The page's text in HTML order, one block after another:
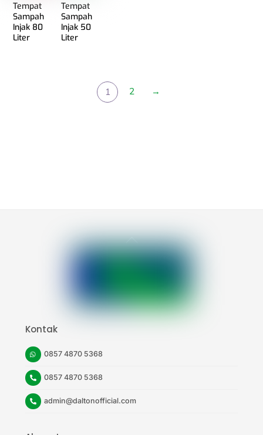
Tempat
Sampah
Injak 80
Liter
Tempat
Sampah
Injak 50
Liter
1 2 →
Back
To
Top
Kontak
0857 4870 5368
0857 4870 5368
admin@daltonofficial.com